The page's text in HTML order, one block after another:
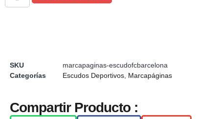
SKU
marcapaginas-escudofcbarcelona
Categorías
Escudos Deportivos Marcapáginas
Compartir Producto :